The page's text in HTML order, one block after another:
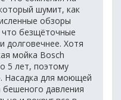
шумит, как
обзоры
что безщёточные
долговечнее. Хотя
мойка Bosch
5 лет, поэтому
Насадка для моющей
давления